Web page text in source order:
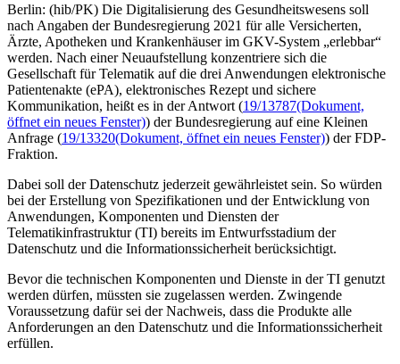
Berlin: (hib/PK) Die Digitalisierung des Gesundheitswesens soll
nach Angaben der Bundesregierung 2021 für alle Versicherten,
Ärzte, Apotheken und Krankenhäuser im GKV-System „erlebbar“
werden. Nach einer Neuaufstellung konzentriere sich die
Gesellschaft für Telematik auf die drei Anwendungen elektronische
Patientenakte (ePA), elektronisches Rezept und sichere
Kommunikation, heißt es in der Antwort (19/13787(Dokument,
öffnet ein neues Fenster)) der Bundesregierung auf eine Kleinen
Anfrage (19/13320(Dokument, öffnet ein neues Fenster)) der FDP-
Fraktion.
Dabei soll der Datenschutz jederzeit gewährleistet sein. So würden
bei der Erstellung von Spezifikationen und der Entwicklung von
Anwendungen, Komponenten und Diensten der
Telematikinfrastruktur (TI) bereits im Entwurfsstadium der
Datenschutz und die Informationssicherheit berücksichtigt.
Bevor die technischen Komponenten und Dienste in der TI genutzt
werden dürfen, müssten sie zugelassen werden. Zwingende
Voraussetzung dafür sei der Nachweis, dass die Produkte alle
Anforderungen an den Datenschutz und die Informationssicherheit
erfüllen.